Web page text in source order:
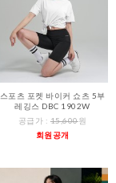
스포츠 포켓 바이커 쇼츠 5부
레깅스 DBC 1902W
공급가 : 15,600원
회원공개